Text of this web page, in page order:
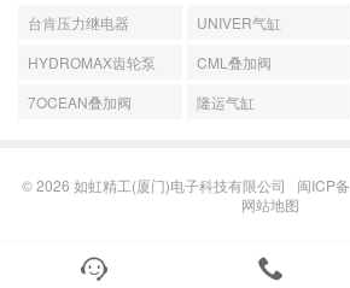
台肯压力继电器
UNIVER气缸
HYDROMAX齿轮泵
CML叠加阀
7OCEAN叠加阀
隆运气缸
© 2026 如虹精工(厦门)电子科技有限公司 闽ICP
网站地图
 